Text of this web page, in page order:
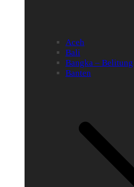
Aceh
Bali
Bangka – Belitung
Banten